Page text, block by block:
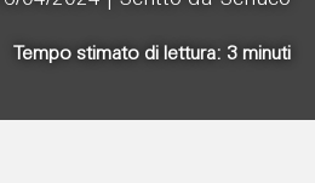
Tempo stimato di lettura: 3 minuti